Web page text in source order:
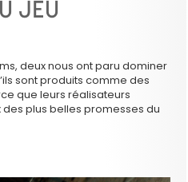
JEU
deux nous ont paru dominer
sont produits comme des
que leurs réalisateurs
plus belles promesses du